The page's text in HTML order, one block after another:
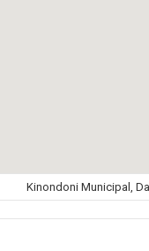
Kinondoni Municipal,